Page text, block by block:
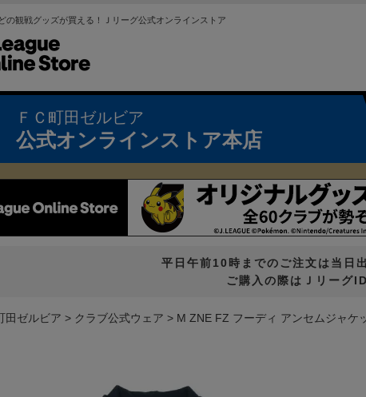
の観戦グッズが買える！Ｊリーグ公式オンラインストア
ＦＣ町田ゼルビア
公式オンラインストア本店
平日午前10時までのご注文は当日
ご購入の際はＪリーグ
田ゼルビア クラブ公式ウェア M ZNE FZ フーディ アンセムジャケ